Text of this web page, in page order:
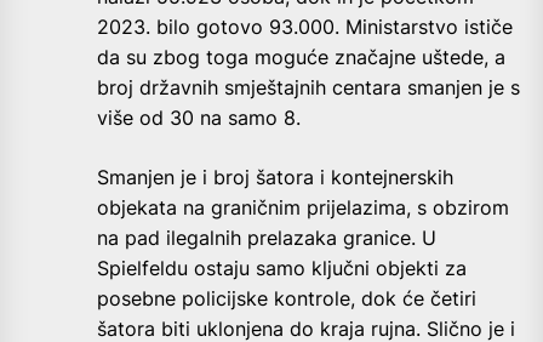
2023. bilo gotovo 93.000. Ministarstvo ističe
da su zbog toga moguće značajne uštede, a
broj državnih smještajnih centara smanjen je s
više od 30 na samo 8.
Smanjen je i broj šatora i kontejnerskih
objekata na graničnim prijelazima, s obzirom
na pad ilegalnih prelazaka granice. U
Spielfeldu ostaju samo ključni objekti za
posebne policijske kontrole, dok će četiri
šatora biti uklonjena do kraja rujna. Slično je i